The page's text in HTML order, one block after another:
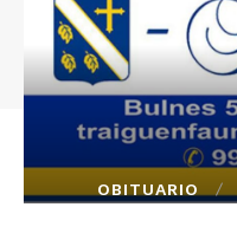
OBITUARIO